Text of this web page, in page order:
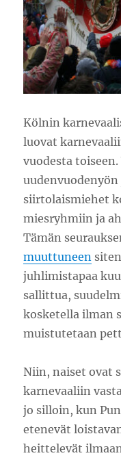
Kölnin
luovat
vuodesta
siirtolaismiehet
miesryhmiin ja
Tämän
muuttuneen
juhlimistapaa
sallittua,
kosketella ilman
muistutetaan
Niin, naiset ovat
karnevaaliin
jo silloin, kun
etenevät
heittelevät